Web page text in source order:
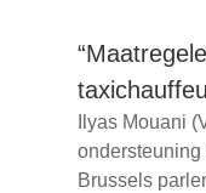
Ilyas Mouani
ondersteuning
Brussels